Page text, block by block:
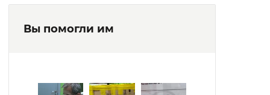
Вы помогли им